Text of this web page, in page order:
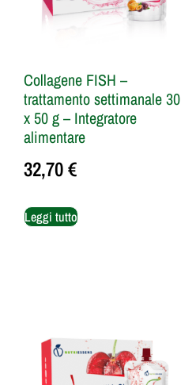
Collagene FISH –
trattamento settimanale 30
x 50 g – Integratore
alimentare
32,70€
Leggi tutto